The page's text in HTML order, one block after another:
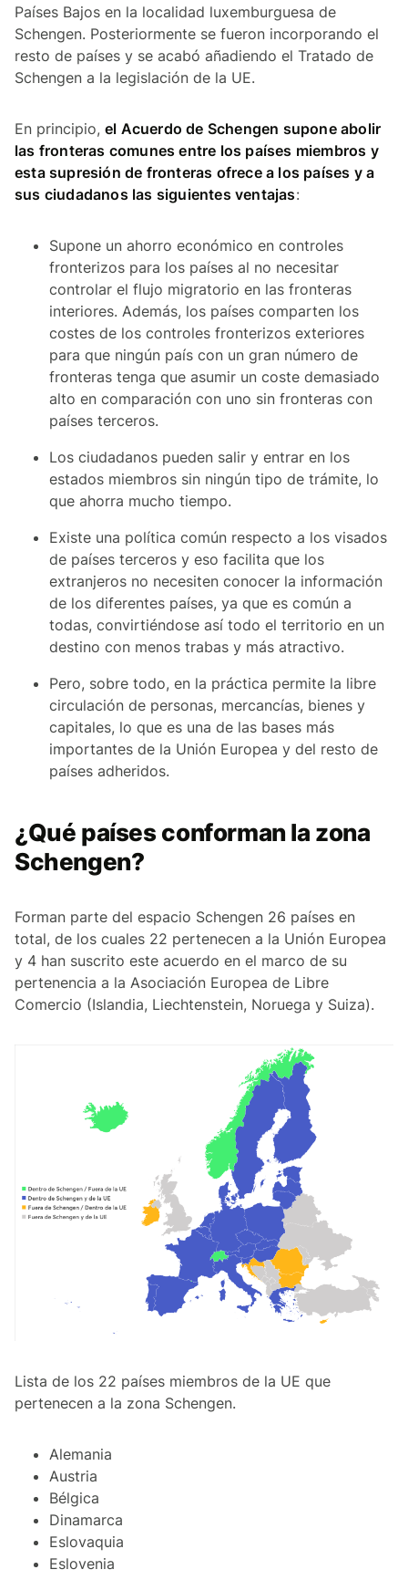
Países Bajos en la localidad luxemburguesa de
Schengen. Posteriormente se fueron incorporando el
resto de países y se acabó añadiendo el Tratado de
Schengen a la legislación de la UE.
En principio, el Acuerdo de Schengen supone abolir
las fronteras comunes entre los países miembros y
esta supresión de fronteras ofrece a los países y a
sus ciudadanos las siguientes ventajas:
Supone un ahorro económico en controles
fronterizos para los países al no necesitar
controlar el flujo migratorio en las fronteras
interiores. Además, los países comparten los
costes de los controles fronterizos exteriores
para que ningún país con un gran número de
fronteras tenga que asumir un coste demasiado
alto en comparación con uno sin fronteras con
países terceros.
Los ciudadanos pueden salir y entrar en los
estados miembros sin ningún tipo de trámite, lo
que ahorra mucho tiempo.
Existe una política común respecto a los visados
de países terceros y eso facilita que los
extranjeros no necesiten conocer la información
de los diferentes países, ya que es común a
todas, convirtiéndose así todo el territorio en un
destino con menos trabas y más atractivo.
Pero, sobre todo, en la práctica permite la libre
circulación de personas, mercancías, bienes y
capitales, lo que es una de las bases más
importantes de la Unión Europea y del resto de
países adheridos.
¿Qué países conforman la zona
Schengen?
Forman parte del espacio Schengen 26 países en
total, de los cuales 22 pertenecen a la Unión Europea
y 4 han suscrito este acuerdo en el marco de su
pertenencia a la Asociación Europea de Libre
Comercio (Islandia, Liechtenstein, Noruega y Suiza).
Lista de los 22 países miembros de la UE que
pertenecen a la zona Schengen.
Alemania
Austria
Bélgica
Dinamarca
Eslovaquia
Eslovenia